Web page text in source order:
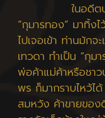
ในอดีตบริเว
“กุมารทอง” มาทิ้ง
ไปเจอเข้า ท่านมัก
เทวดา ทำเป็น “กุม
พ่อค้าแม่ค้าหรือชา
พร ก็มากราบไหว้ไ
สมหวัง ค้าขายขอ